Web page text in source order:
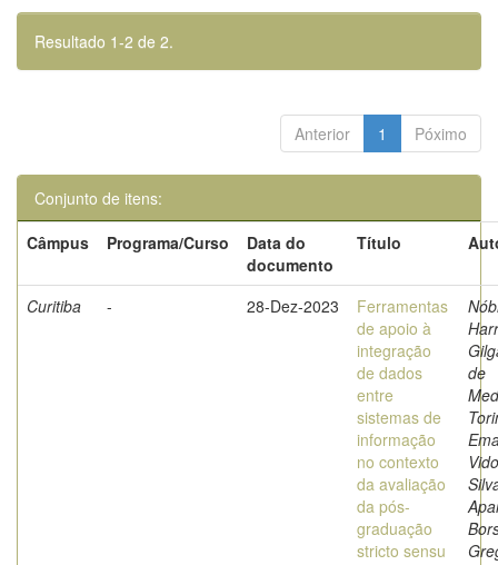
Resultado 1-2 de 2.
Anterior 1 Póximo
Conjunto de itens:
Câmpus
Programa/Curso
Data do
documento
Título
Curitiba - 28-Dez-2023
Ferramentas
de apoio à
integração
de dados
entre
sistemas de
informação
no contexto
da avaliação
da pós-
graduação
stricto sensu
de